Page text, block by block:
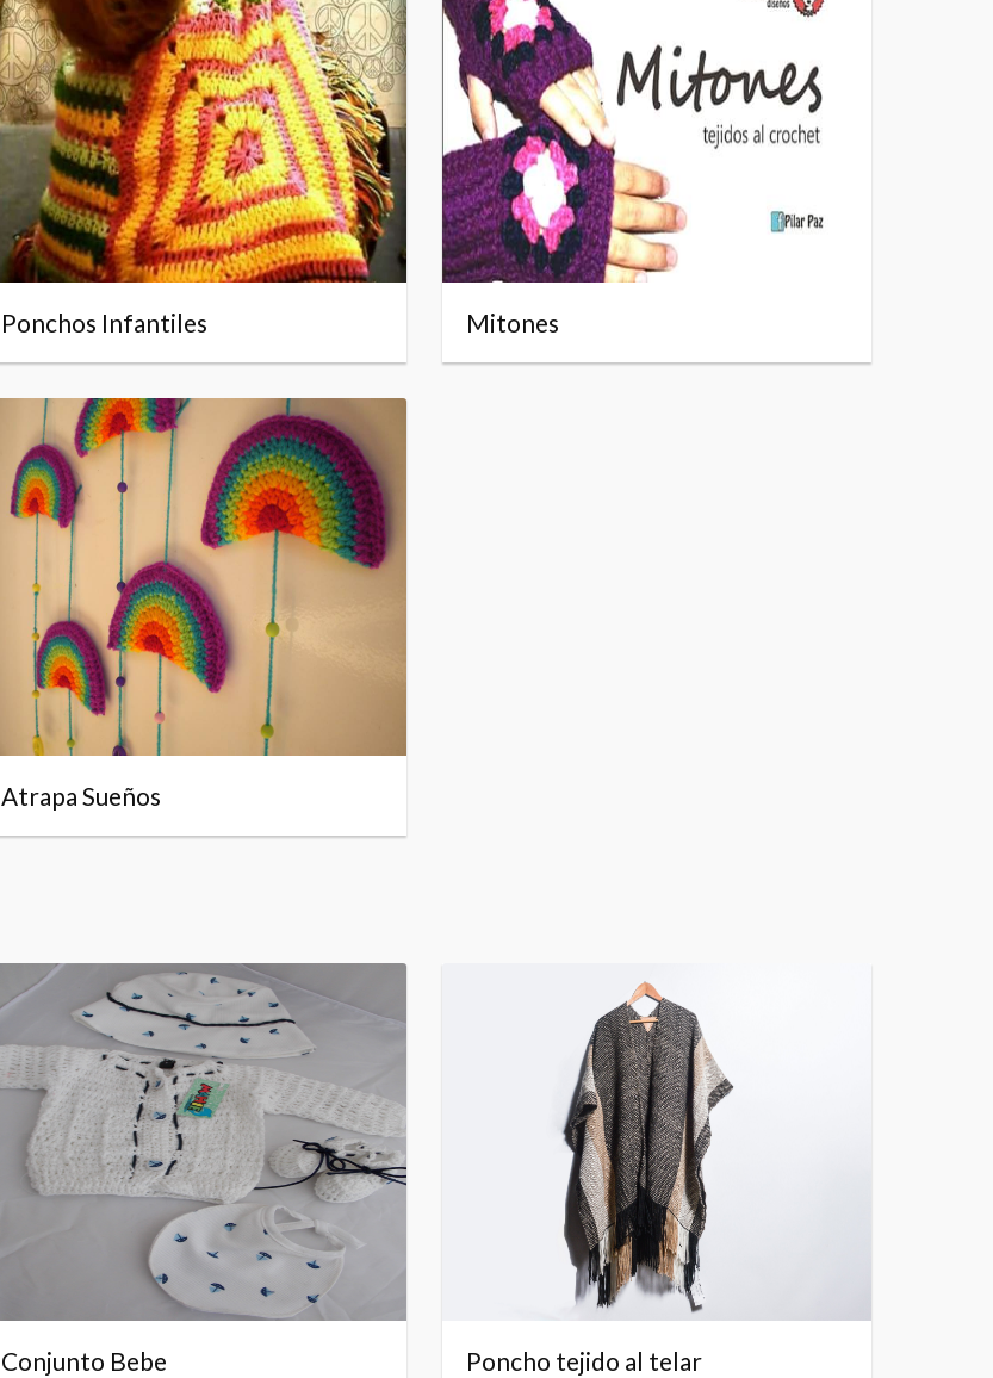
Ponchos Infantiles Mitones
Atrapa Sueños
Conjunto Bebe Poncho tejido al telar